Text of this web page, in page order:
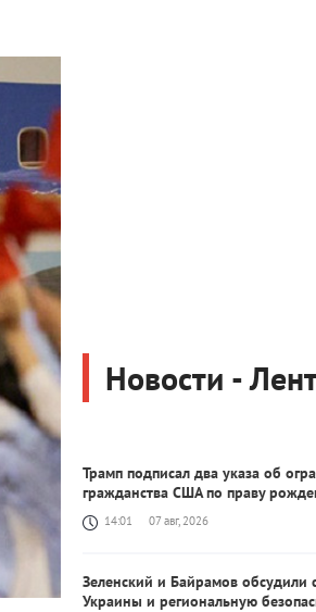
Новости -
Трамп подписал два указа об
гражданства США по праву
14:01 07 авг, 2026
Зеленский и Байрамов обсудили
Украины и региональную